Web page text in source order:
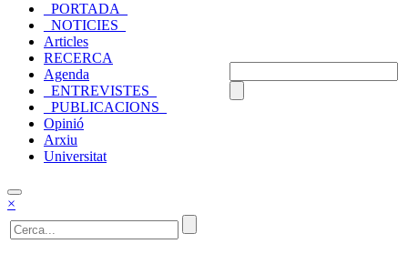
_PORTADA_
_NOTICIES_
Articles
RECERCA
Agenda
_ENTREVISTES_
_PUBLICACIONS_
Opinió
Arxiu
Universitat
×